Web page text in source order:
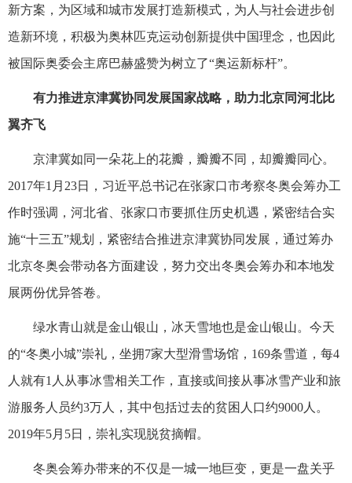
新方案，为区域和城市发展打造新模式，为人与社会进步创
造新环境，积极为奥林匹克运动创新提供中国理念，也因此
被国际奥委会主席巴赫盛赞为树立了“奥运新标杆”。
有力推进京津冀协同发展国家战略，助力北京同河北比
翼齐飞
京津冀如同一朵花上的花瓣，瓣瓣不同，却瓣瓣同心。
2017年1月23日，习近平总书记在张家口市考察冬奥会筹办工
作时强调，河北省、张家口市要抓住历史机遇，紧密结合实
施“十三五”规划，紧密结合推进京津冀协同发展，通过筹办
北京冬奥会带动各方面建设，努力交出冬奥会筹办和本地发
展两份优异答卷。
绿水青山就是金山银山，冰天雪地也是金山银山。今天
的“冬奥小城”崇礼，坐拥7家大型滑雪场馆，169条雪道，每4
人就有1人从事冰雪相关工作，直接或间接从事冰雪产业和旅
游服务人员约3万人，其中包括过去的贫困人口约9000人。
2019年5月5日，崇礼实现脱贫摘帽。
冬奥会筹办带来的不仅是一城一地巨变，更是一盘关乎